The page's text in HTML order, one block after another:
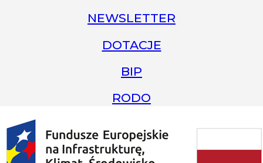
NEWSLETTER
DOTACJE
BIP
RODO